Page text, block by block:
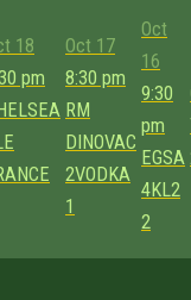
18
pm
Oct 17
8:30 pm
RM
DINOVAC
2VODKA
1
Oct
16
9:30
pm
EGSA
4KL2
2